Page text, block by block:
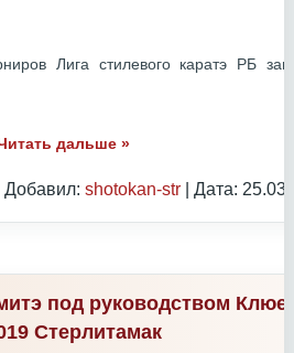
Лига стилевого каратэ РБ
дальше »
Добавил: shotokan-str | Дата:
под руководством
Стерлитамак